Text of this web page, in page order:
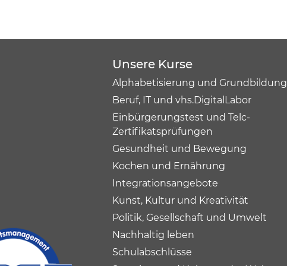
Unsere Kurse
Alphabetisierung und Grundbildung
Beruf, IT und vhs.DigitalLabor
Einbürgerungstest und Telc-
Zertifikatsprüfungen
Gesundheit und Bewegung
Kochen und Ernährung
Integrationsangebote
Kunst, Kultur und Kreativität
Politik, Gesellschaft und Umwelt
Nachhaltig leben
Schulabschlüsse